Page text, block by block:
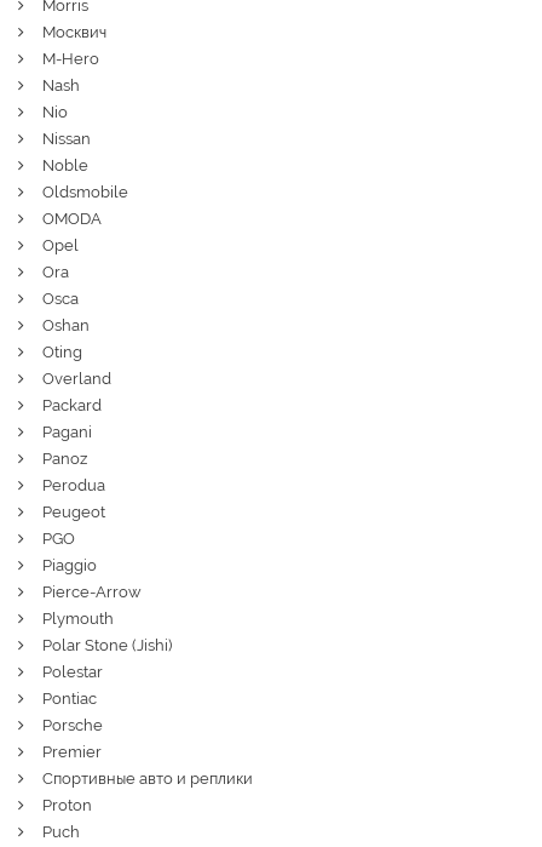
Morris
Москвич
M-Hero
Nash
Nio
Nissan
Noble
Oldsmobile
OMODA
Opel
Ora
Osca
Oshan
Oting
Overland
Packard
Pagani
Panoz
Perodua
Peugeot
PGO
Piaggio
Pierce-Arrow
Plymouth
Polar Stone (Jishi)
Polestar
Pontiac
Porsche
Premier
Спортивные авто и реплики
Proton
Puch